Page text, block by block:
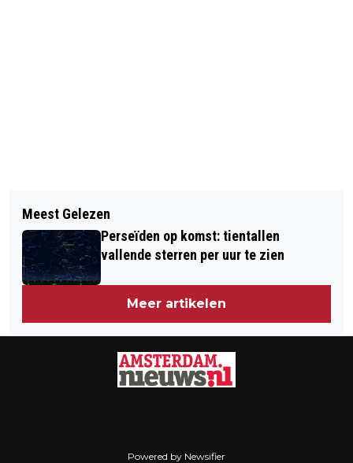
REGIO AMSTERDAM KRIJGT 57.000
NIEUWE BANEN
TENTOONSTELLING FASHION
STATEMENTS IN AMSTERDAM
MUSEUM
Meest Gelezen
Perseïden op komst: tientallen
vallende sterren per uur te zien
Meer artikelen
Powered by Newsifier